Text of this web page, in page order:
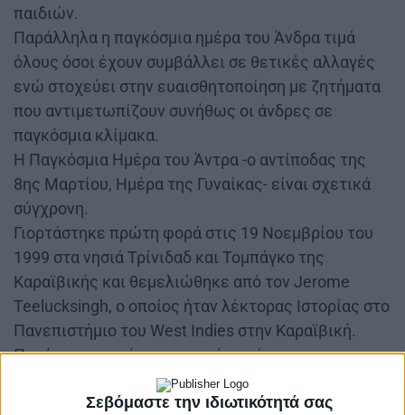
Σεβόμαστε την ιδιωτικότητά σας
παιδιών.
Παράλληλα η παγκόσμια ημέρα του Άνδρα τιμά
όλους όσοι έχουν συμβάλλει σε θετικές αλλαγές
ενώ στοχεύει στην ευαισθητοποίηση με ζητήματα
που αντιμετωπίζουν συνήθως οι άνδρες σε
παγκόσμια κλίμακα.
Η Παγκόσμια Ημέρα του Άντρα -ο αντίποδας της
8ης Μαρτίου, Ημέρα της Γυναίκας- είναι σχετικά
σύγχρονη.
Γιορτάστηκε πρώτη φορά στις 19 Νοεμβρίου του
1999 στα νησιά Τρίνιδαδ και Τομπάγκο της
Καραϊβικής και θεμελιώθηκε από τον Jerome
Teelucksingh, ο οποίος ήταν λέκτορας Ιστορίας στο
Πανεπιστήμιο του West Indies στην Καραϊβική.
Παρότι το παγκόσμιο γεγονός υφίσταται
τουλάχιστον δύο δεκαετίες πολλοί είναι εκείνοι
που δεν γνωρίζουν για την παγκόσμια ημέρα.